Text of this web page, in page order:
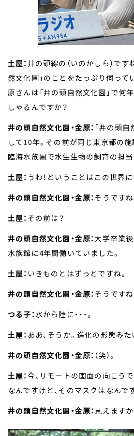
土屋：井の頭線の（いのかしら）です
然文化園」のことをたっぷり伺って
原さんは「井の頭自然文化園」で何
しゃるんですか？
井の頭自然文化園・金原： 「井の頭
して10年。その前が同じ東京都の施
臨海水族園で水生生物の飼育の担当
土屋： うわ！ということはこの世界に
井の頭自然文化園・金原：そうですね
土屋： その前は？
井の頭自然文化園・金原：大学卒業
水族館に4年間働いていました。
土屋： いきものとはずっとですね。
井の頭自然文化園・金原：そうですね
つる子：水から陸に・・・。
土屋： ああ、そうか。進化の形態みた
井の頭自然文化園・金原： （笑）。
土屋：今、リモートの画面の向こう
なんですけど、そのマスクはなんで
井の頭自然文化園・金原： 見えますか